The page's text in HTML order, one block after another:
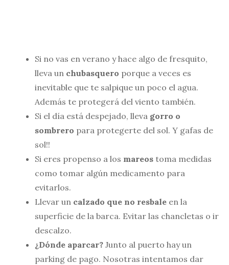
Si no vas en verano y hace algo de fresquito,
lleva un chubasquero porque a veces es
inevitable que te salpique un poco el agua.
Además te protegerá del viento también.
Si el día está despejado, lleva gorro o
sombrero para protegerte del sol. Y gafas de
sol!!
Si eres propenso a los mareos toma medidas
como tomar algún medicamento para
evitarlos.
Llevar un calzado que no resbale en la
superficie de la barca. Evitar las chancletas o ir
descalzo.
¿Dónde aparcar? Junto al puerto hay un
parking de pago. Nosotras intentamos dar